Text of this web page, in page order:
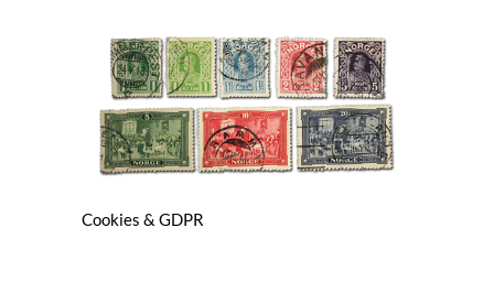
Cookies & GDPR